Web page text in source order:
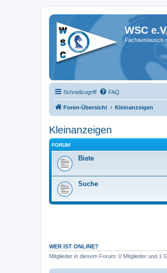
WSC
Fachaustausch
Schnellzugriff FAQ
Foren-Übersicht Kleinanzeigen
Kleinanzeigen
FORUM
Biete
Suche
WER IST ONLINE?
Mitglieder in diesem Forum: 0 Mitglieder und 1